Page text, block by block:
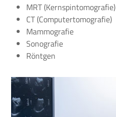
MRT (Kernspintomografie)
CT (Computertomografie)
Mammografie
Sonografie
Röntgen